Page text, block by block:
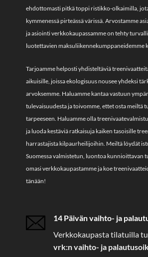
ehdottomasti pitkä toppi ristikko-olkaimilla,
kymmenessä pirteässä värissä. Arvostamme
ja asiointi verkkokaupassamme on tehty
luotettavien maksuliikennekumppaneidemme
Tarjoamme helposti yhdisteltäviä
aikuisille, joissa ekologisuus nousee yhdeksi
arvoksemme. Haluamme kantaa vastuun
tulevaisuudesta ja toivomme, ettet osta meiltä
tarpeeseen. Haluamme olla
ja luoda kestäviä ratkaisuja kaiken tasoisille
harrastajista kilpaurheilijoihin. Meiltä löydät
Suomessa valmistetun, luontoa kunnioittavan
omasi verkkokaupastamme ja koe
tänään!
14 Päivän vaihto- ja
Verkkokaupasta tilatuilla
vrk:n vaihto- ja